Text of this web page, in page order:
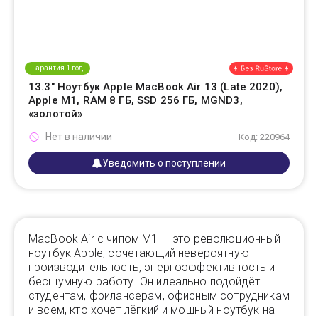
Гарантия 1 год
13.3" Ноутбук Apple MacBook Air 13 (Late 2020),
Apple M1, RAM 8 ГБ, SSD 256 ГБ, MGND3,
«золотой»
Код: 220964
Нет в наличии
Уведомить о поступлении
MacBook Air с чипом M1 — это революционный
ноутбук Apple, сочетающий невероятную
производительность, энергоэффективность и
бесшумную работу. Он идеально подойдёт
студентам, фрилансерам, офисным сотрудникам
и всем, кто хочет лёгкий и мощный ноутбук на